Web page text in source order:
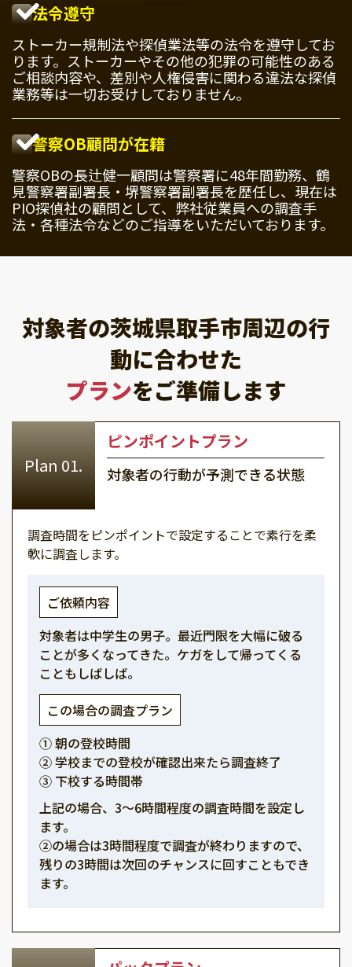
法令遵守
ストーカー規制法や探偵業法等の法令を遵守してお
ります。ストーカーやその他の犯罪の可能性のある
ご相談内容や、差別や人権侵害に関わる違法な探偵
業務等は一切お受けしておりません。
警察OB顧問が在籍
警察OBの長辻健一顧問は警察署に48年間勤務、鶴
見警察署副署長・堺警察署副署長を歴任し、現在は
PIO探偵社の顧問として、弊社従業員への調査手
法・各種法令などのご指導をいただいております。
対象者の茨城県取手市周辺の行
動に合わせた
プランをご準備します
ピンポイントプラン
対象者の行動が予測できる状態
調査時間をピンポイントで設定することで素行を柔
軟に調査します。
ご依頼内容
対象者は中学生の男子。最近門限を大幅に破る
ことが多くなってきた。ケガをして帰ってくる
こともしばしば。
この場合の調査プラン
① 朝の登校時間
② 学校までの登校が確認出来たら調査終了
③ 下校する時間帯
上記の場合、3～6時間程度の調査時間を設定し
ます。
②の場合は3時間程度で調査が終わりますので、
残りの3時間は次回のチャンスに回すこともでき
ます。